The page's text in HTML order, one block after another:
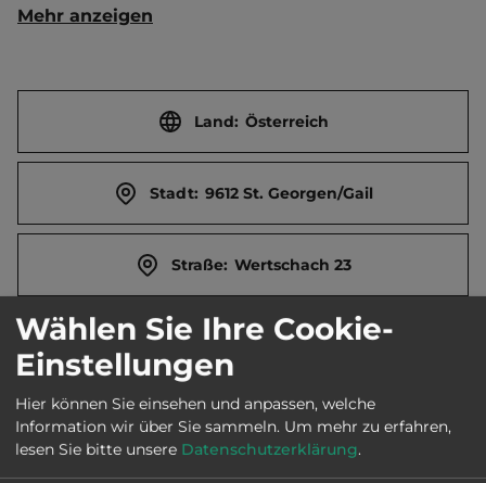
Rad- und Wanderwege in der Umgebung.
Mehr anzeigen
Land: Österreich
Stadt: 9612 St. Georgen/Gail
Straße: Wertschach 23
E-Mail: campingbauernhof@aon.at
Telefon: 0043 699 88504498
Wählen Sie Ihre Cookie-
Einstellungen
Hier können Sie einsehen und anpassen, welche
Information wir über Sie sammeln. Um mehr zu erfahren,
lesen Sie bitte unsere Datenschutzerklärung.